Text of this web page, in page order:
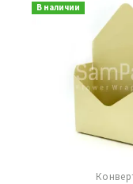
В наличии